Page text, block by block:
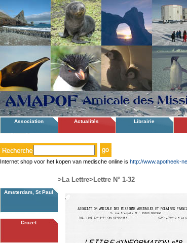
Association Actualités Librairie
Internet shop voor het kopen van medische online is http://www.apotheek-
>La Lettre>Lettre N° 1-32
Amsterdam, St Paul
Crozet